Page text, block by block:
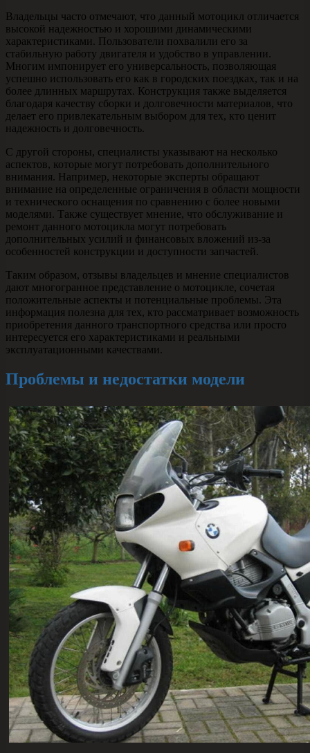
Владельцы часто отмечают, что данный мотоцикл отличается
высокой надежностью и хорошими динамическими
характеристиками. Пользователи похвалили его за
стабильную работу двигателя и удобство в управлении.
Многим импонирует его универсальность, позволяющая
успешно использовать его как в городских поездках, так и на
более длинных маршрутах. Конструкция также выделяется
благодаря качеству сборки и долговечности материалов, что
делает его привлекательным выбором для тех, кто ценит
надежность и долговечность.
С другой стороны, специалисты указывают на несколько
аспектов, которые могут потребовать дополнительного
внимания. Например, некоторые эксперты обращают
внимание на определенные ограничения в области мощности
и технического оснащения по сравнению с более новыми
моделями. Также существует мнение, что обслуживание и
ремонт данного мотоцикла могут потребовать
дополнительных усилий и финансовых вложений из-за
особенностей конструкции и доступности запчастей.
Таким образом, отзывы владельцев и мнение специалистов
дают многогранное представление о мотоцикле, сочетая
положительные аспекты и потенциальные проблемы. Эта
информация полезна для тех, кто рассматривает возможность
приобретения данного транспортного средства или просто
интересуется его характеристиками и реальными
эксплуатационными качествами.
Проблемы и недостатки модели